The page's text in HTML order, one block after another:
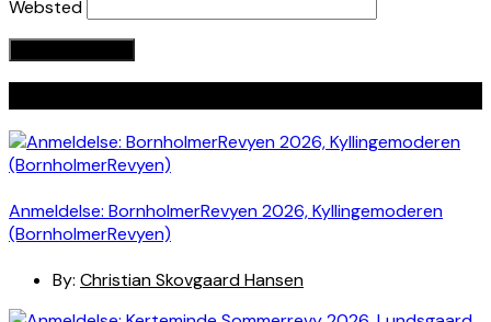
Websted
Anmeldelse: BornholmerRevyen 2026, Kyllingemoderen
(BornholmerRevyen)
By: Christian Skovgaard Hansen